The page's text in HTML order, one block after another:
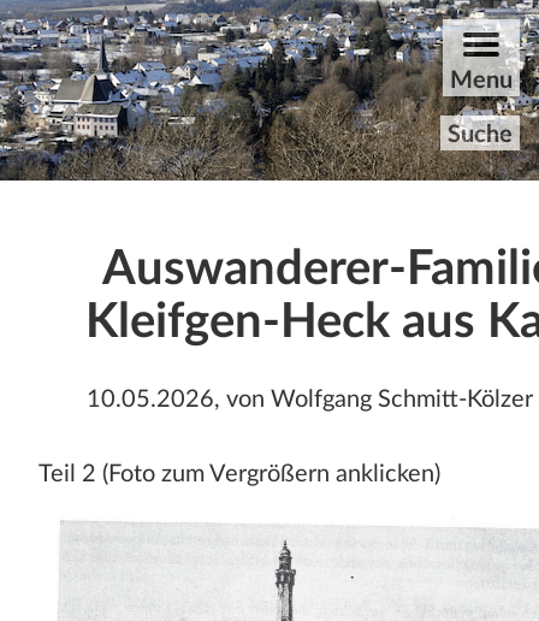
ZUM HAUPTINHALT DER SEITE SPRINGEN
Menu
Suche
Rundgang
Archiv
Unvergessene
Stadt und Land
Publikationen
Auswanderer-
Kleifgen-Heck aus
10.05.2026, von Wolfgang Schmitt-Kölzer
Teil 2 (Foto zum Vergrößern anklicken)